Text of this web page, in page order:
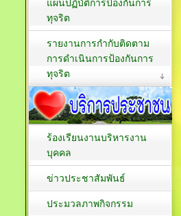
แผนปฏิบัติการป้องกันการ
ทุจริต
รายงานการกำกับติดตาม
การดำเนินการป้องกันการ
ทุจริต
ร้องเรียนงานบริหารงาน
บุคคล
ข่าวประชาสัมพันธ์
ประมวลภาพกิจกรรม